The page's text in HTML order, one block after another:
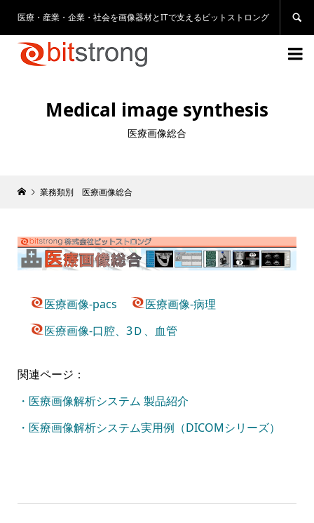
医療・産業・企業・社会を画像器材とITで支えるビットストロング 

Medical image synthesis
医療画像総合
業務類別 医療画像総合
医療画像-pacs
医療画像-病理
医療画像-口腔、3Ｄ、血管
関連ページ：
・医療画像解析システム 製品紹介
・医療画像解析システム実用例（DICOMシリーズ）